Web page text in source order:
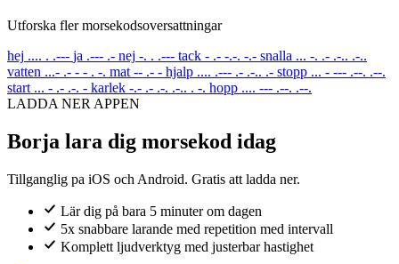
Utforska fler morsekodsoversattningar
hej .... . .--- ja .--- .- nej -. . .--- tack - .- -.-. -.- snalla ... -. .- .-.. .-..
vatten ...- .- - - . -. mat -- .- - hjalp .... .--- .- .-.. .- stopp ... - --- .--. .--.
start ... - .- .-. - karlek -.- .- .-. .-.. . -. hopp .... --- .--. .--.
LADDA NER APPEN
Borja lara dig morsekod idag
Tillganglig pa iOS och Android. Gratis att ladda ner.
Lär dig på bara 5 minuter om dagen
5x snabbare larande med repetition med intervall
Komplett ljudverktyg med justerbar hastighet